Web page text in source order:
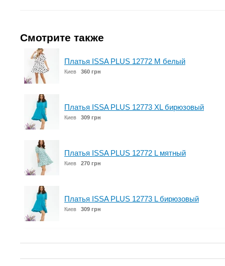
Смотрите также
Платья ISSA PLUS 12772 M белый
Киев 360 грн
Платья ISSA PLUS 12773 XL бирюзовый
Киев 309 грн
Платья ISSA PLUS 12772 L мятный
Киев 270 грн
Платья ISSA PLUS 12773 L бирюзовый
Киев 309 грн